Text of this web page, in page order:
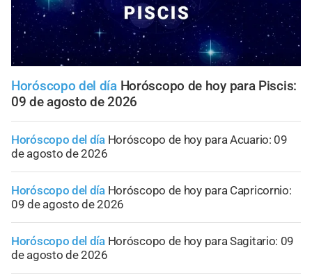
Horóscopo del día Horóscopo de hoy para Piscis:
09 de agosto de 2026
Horóscopo del día Horóscopo de hoy para Acuario: 09
de agosto de 2026
Horóscopo del día Horóscopo de hoy para Capricornio:
09 de agosto de 2026
Horóscopo del día Horóscopo de hoy para Sagitario: 09
de agosto de 2026